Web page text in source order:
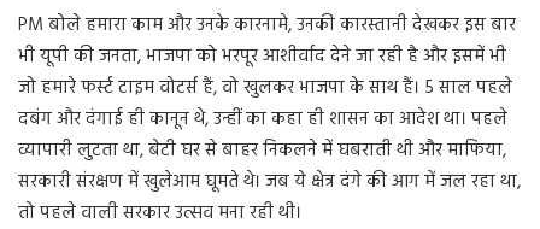
PM बोले हमारा काम और उनके कारनामे, उनकी कारस्तानी देखकर इस बार
भी यूपी की जनता, भाजपा को भरपूर आशीर्वाद देने जा रही है और इसमें भी
जो हमारे फर्स्ट टाइम वोटर्स हैं, वो खुलकर भाजपा के साथ हैं। 5 साल पहले
दबंग और दंगाई ही कानून थे, उन्हीं का कहा ही शासन का आदेश था। पहले
व्यापारी लुटता था, बेटी घर से बाहर निकलने में घबराती थी और माफिया,
सरकारी संरक्षण में खुलेआम घूमते थे। जब ये क्षेत्र दंगे की आग में जल रहा था,
तो पहले वाली सरकार उत्सव मना रही थी।